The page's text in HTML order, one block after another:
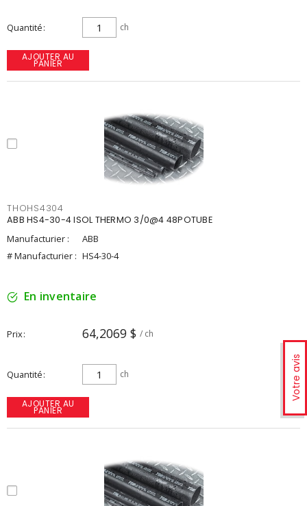
Votre avis
Quantité ch
AJOUTER AU
PANIER
THOHS4304
ABB HS4-30-4 ISOL THERMO 3/0@4 48POTUBE
Manufacturier :
ABB
# Manufacturier : HS4-30-4
En inventaire
Prix 64,2069 $ / ch
Quantité ch
AJOUTER AU
PANIER